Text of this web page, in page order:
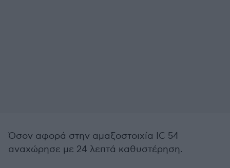
Όσον αφορά στην αμαξοστοιχία IC 54
αναχώρησε με 24 λεπτά καθυστέρηση.